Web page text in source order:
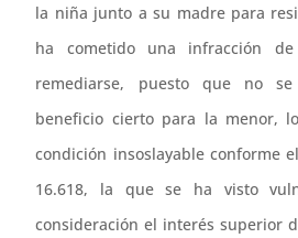
la niña junto a su madre para
ha cometido una infracción
remediarse, puesto que no
beneficio cierto para la menor,
condición insoslayable conforme
16.618, la que se ha visto
consideración el interés superior